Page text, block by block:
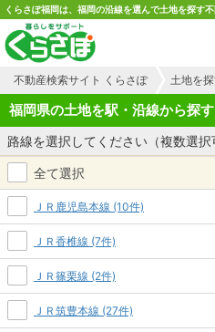
くらさぽ福岡は、福岡の沿線を選んで土地を探す不
不動産検索サイト くらさぽ 土地を
福岡県の土地を駅・沿線から探す
路線を選択してください（複数選択
全て選択
ＪＲ鹿児島本線 (10件)
ＪＲ香椎線 (7件)
ＪＲ篠栗線 (2件)
ＪＲ筑豊本線 (27件)